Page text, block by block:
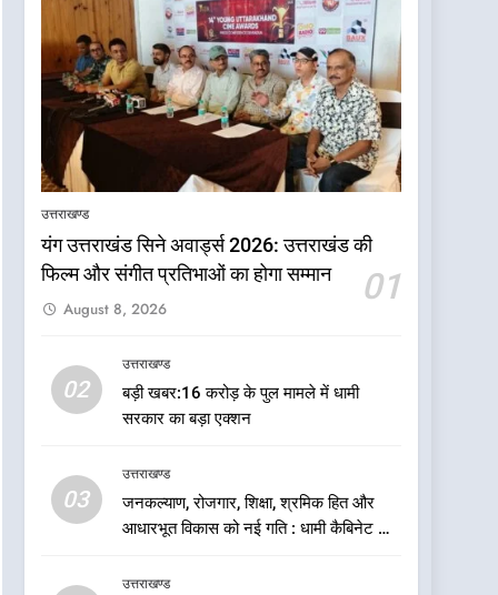
उत्तराखण्ड
यंग उत्तराखंड सिने अवार्ड्स 2026: उत्तराखंड की
फिल्म और संगीत प्रतिभाओं का होगा सम्मान
01
August 8, 2026
02
उत्तराखण्ड
बड़ी खबर:16 करोड़ के पुल मामले में धामी
सरकार का बड़ा एक्शन
03
उत्तराखण्ड
जनकल्याण, रोजगार, शिक्षा, श्रमिक हित और
आधारभूत विकास को नई गति : धामी कैबिनेट के
उत्तराखण्ड
5
दुखद खबर:उत्तराखंड में मौत की
खाई में समाया पूरा परिवार, पांच की
6
कृष्णा हाउसकीपिंग के मालिक